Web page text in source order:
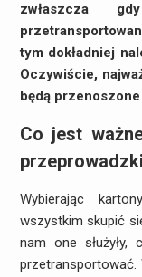
zwłaszcza
tym dokładniej
Oczywiście,
będą
Co jest
Wybierając
wszystkim skupić
nam one
przetransportować.